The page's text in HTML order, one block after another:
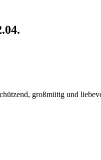
großmütig und